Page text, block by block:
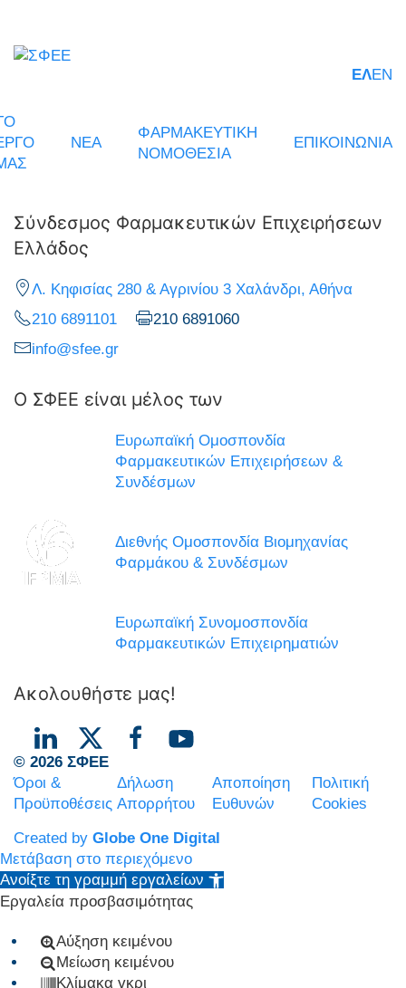
ΕΛEN
ΝΕΑ
ΦΑΡΜΑΚΕΥΤΙΚΗ
ΝΟΜΟΘΕΣΙΑ
ΕΠΙΚΟΙΝΩΝΙΑ
Σύνδεσμος Φαρμακευτικών Επιχειρήσεων
Ελλάδος
Λ. Κηφισίας 280 & Αγρινίου 3 Χαλάνδρι, Αθήνα
210 6891101
210 6891060
info@sfee.gr
Ο ΣΦΕΕ είναι μέλος των
Ευρωπαϊκή Ομοσπονδία
Φαρμακευτικών Επιχειρήσεων &
Συνδέσμων
Διεθνής Ομοσπονδία Βιομηχανίας
Φαρμάκου & Συνδέσμων
Ευρωπαϊκή Συνομοσπονδία
Φαρμακευτικών Επιχειρηματιών
Ακολουθήστε μας!
© 2026 ΣΦΕΕ
Όροι &
Προϋποθέσεις
Δήλωση
Απορρήτου
Αποποίηση
Ευθυνών
Πολιτική
Cookies
Created by Globe One Digital
Μετάβαση στο περιεχόμενο
Ανοίξτε τη γραμμή εργαλείων
Εργαλεία προσβασιμότητας
Αύξηση κειμένου
Μείωση κειμένου
Κλίμακα γκρι